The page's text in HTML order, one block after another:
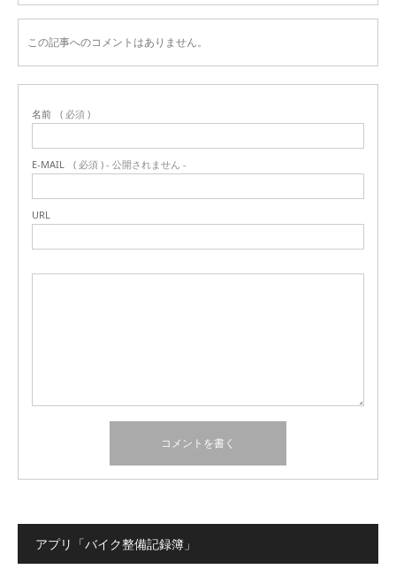
この記事へのコメントはありません。
名前 ( 必須 )
E-MAIL ( 必須 ) - 公開されません -
URL
アプリ「バイク整備記録簿」